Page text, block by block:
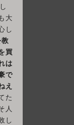
大
し
買
は
で
え
た
人
し